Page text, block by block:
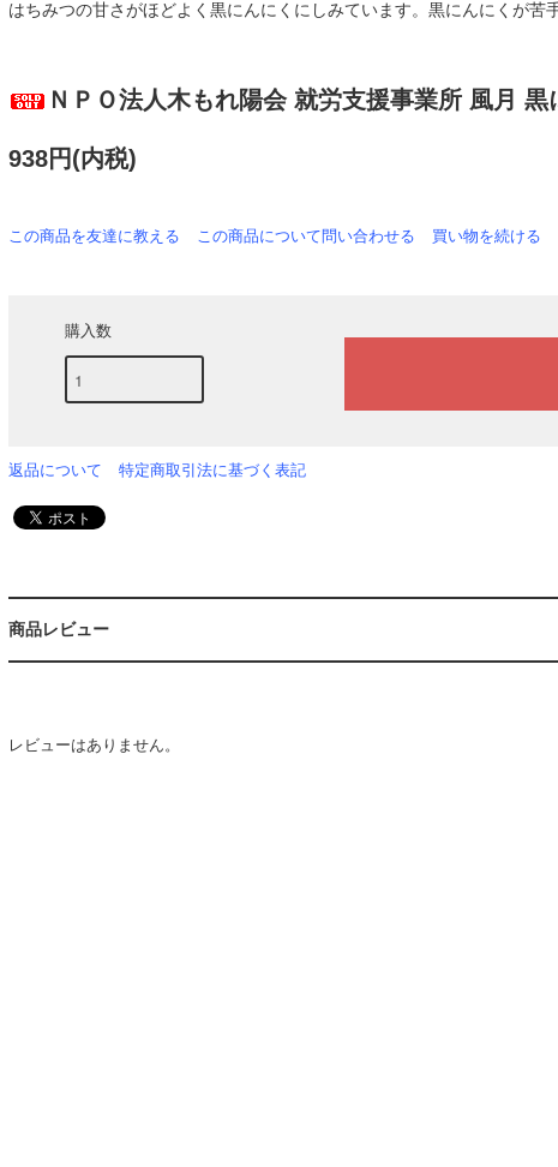
はちみつの甘さがほどよく黒にんにくにしみています。黒にんにくが苦
ＮＰＯ法人木もれ陽会 就労支援事業所 風月
938円(内税)
この商品を友達に教える この商品について問い合わせる 買い物を続ける
購入数
返品について 特定商取引法に基づく表記
商品レビュー
レビューはありません。